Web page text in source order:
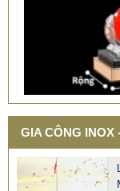
CỜ
Mẫu:
GIA CÔNG INOX